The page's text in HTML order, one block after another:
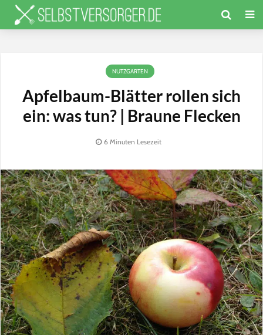
NUTZGARTEN
Apfelbaum-Blätter rollen sich
ein: was tun? | Braune Flecken
6 Minuten Lesezeit